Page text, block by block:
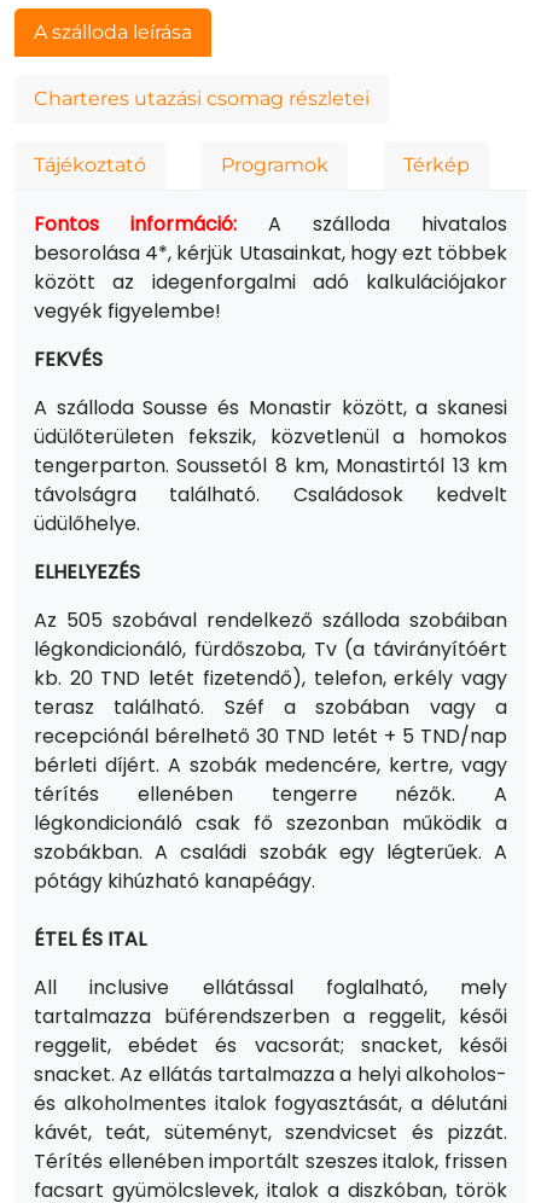
A szálloda leírása
Charteres utazási csomag részletei
Tájékoztató Programok Térkép
Fontos információ:
A szálloda hivatalos
besorolása 4*, kérjük Utasainkat, hogy ezt többek
között az idegenforgalmi adó kalkulációjakor
vegyék figyelembe!
FEKVÉS
A szálloda Sousse és Monastir között, a skanesi
üdülőterületen fekszik, közvetlenül a homokos
tengerparton. Soussetól 8 km, Monastirtól 13 km
távolságra található. Családosok kedvelt
üdülőhelye.
ELHELYEZÉS
Az 505 szobával rendelkező szálloda szobáiban
légkondicionáló, fürdőszoba, Tv (a távirányítóért
kb. 20 TND letét fizetendő), telefon, erkély vagy
terasz található. Széf a szobában vagy a
recepciónál bérelhető 30 TND letét + 5 TND/nap
bérleti díjért. A szobák medencére, kertre, vagy
térítés ellenében tengerre nézők. A
légkondicionáló csak fő szezonban működik a
szobákban. A családi szobák egy légterűek. A
pótágy kihúzható kanapéágy.
ÉTEL ÉS ITAL
All inclusive ellátással foglalható, mely
tartalmazza büférendszerben a reggelit, késői
reggelit, ebédet és vacsorát; snacket, késői
snacket. Az ellátás tartalmazza a helyi alkoholos-
és alkoholmentes italok fogyasztását, a délutáni
kávét, teát, süteményt, szendvicset és pizzát.
Térítés ellenében importált szeszes italok, frissen
facsart gyümölcslevek, italok a diszkóban, török